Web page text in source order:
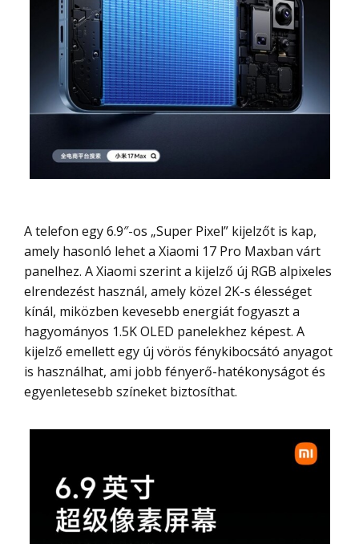
A telefon egy 6.9″-os „Super Pixel” kijelzőt is kap,
amely hasonló lehet a Xiaomi 17 Pro Maxban várt
panelhez. A Xiaomi szerint a kijelző új RGB alpixeles
elrendezést használ, amely közel 2K-s élességet
kínál, miközben kevesebb energiát fogyaszt a
hagyományos 1.5K OLED panelekhez képest. A
kijelző emellett egy új vörös fénykibocsátó anyagot
is használhat, ami jobb fényerő-hatékonyságot és
egyenletesebb színeket biztosíthat.